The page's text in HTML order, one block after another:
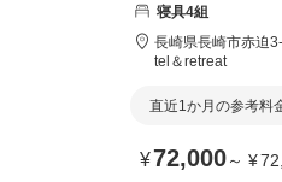
寝具4組
長崎県長崎市赤迫
tel＆retreat
直近1か月の参考料
¥72,000～ ¥